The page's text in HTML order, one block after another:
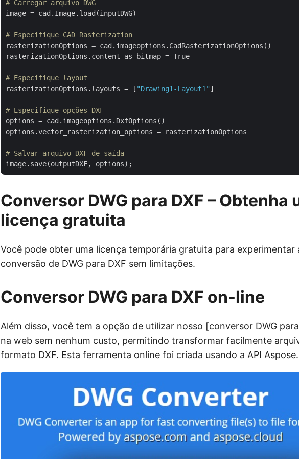
# Carregar arquivo DWG
image = cad.Image.load(inputDWG)
# Especifique CAD Rasterization
rasterizationOptions = cad.imageoptions.CadRasterizationOptions()
rasterizationOptions.content_as_bitmap = True
# Especifique layout
rasterizationOptions.layouts = [ "Drawing1-Layout1" ]
# Especifique opções DXF
options = cad.imageoptions.DxfOptions()
options.vector_rasterization_options = rasterizationOptions
# Salvar arquivo DXF de saída
Conversor DWG para DXF – Obtenha
licença gratuita
Você pode obter uma licença temporária gratuita para experimentar
conversão de DWG para DXF sem limitações.
Conversor DWG para DXF on-line
Além disso, você tem a opção de utilizar nosso [conversor DWG
na web sem nenhum custo, permitindo transformar facilmente
formato DXF. Esta ferramenta online foi criada usando a API